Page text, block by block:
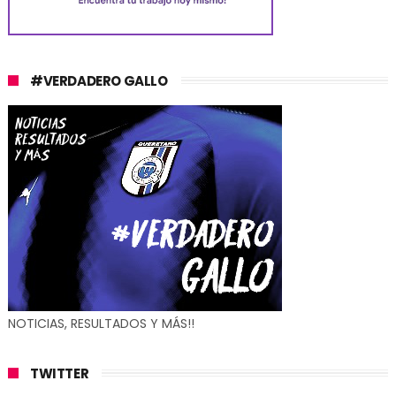
#VERDADERO GALLO
NOTICIAS, RESULTADOS Y MÁS!!
TWITTER